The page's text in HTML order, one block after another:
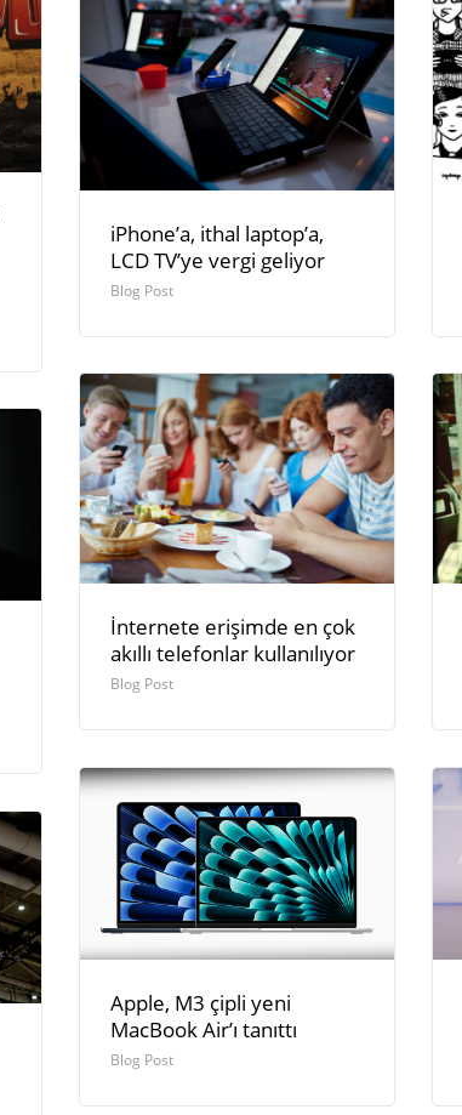
iPhone’a, ithal laptop’a,
LCD TV’ye vergi geliyor
Blog Post
İnternete erişimde en çok
akıllı telefonlar kullanılıyor
Blog Post
Apple, M3 çipli yeni
MacBook Air’ı tanıttı
Blog Post